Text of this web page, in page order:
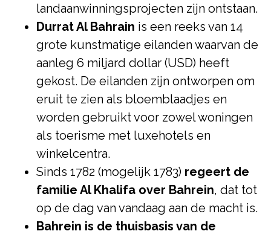
landaanwinningsprojecten zijn ontstaan.
Durrat Al Bahrain is een reeks van 14
grote kunstmatige eilanden waarvan de
aanleg 6 miljard dollar (USD) heeft
gekost. De eilanden zijn ontworpen om
eruit te zien als bloemblaadjes en
worden gebruikt voor zowel woningen
als toerisme met luxehotels en
winkelcentra.
Sinds 1782 (mogelijk 1783) regeert de
familie Al Khalifa over Bahrein, dat tot
op de dag van vandaag aan de macht is.
Bahrein is de thuisbasis van de